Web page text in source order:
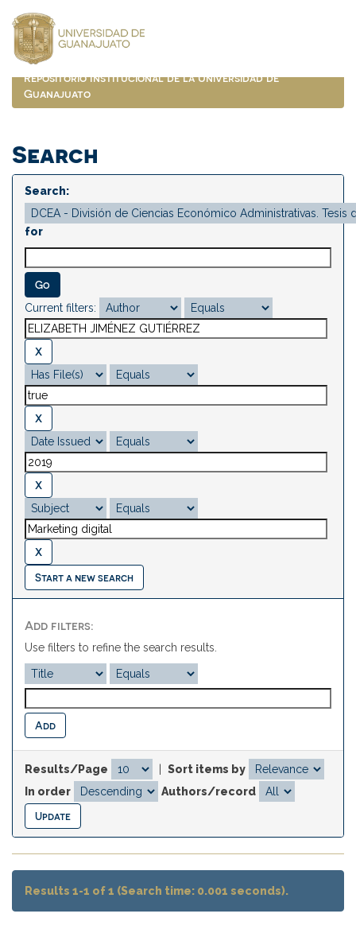
navigation
Repositorio Institucional de la Universidad de
Guanajuato
Search
Search:
for
Current filters:
Start a new search
Add filters:
Use filters to refine the search results.
Results/Page
Sort items by
In order
Authors/record
Results 1-1 of 1 (Search time: 0.001 seconds).